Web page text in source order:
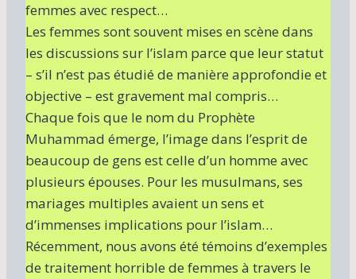
femmes avec respect…
Les femmes sont souvent mises en scène dans
les discussions sur l’islam parce que leur statut
– s’il n’est pas étudié de manière approfondie et
objective – est gravement mal compris…
Chaque fois que le nom du Prophète
Muhammad émerge, l’image dans l’esprit de
beaucoup de gens est celle d’un homme avec
plusieurs épouses. Pour les musulmans, ses
mariages multiples avaient un sens et
d’immenses implications pour l’islam…
Récemment, nous avons été témoins d’exemples
de traitement horrible de femmes à travers le